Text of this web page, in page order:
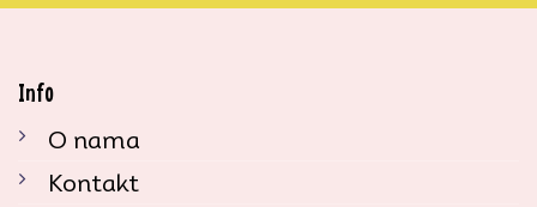
Info
O nama
Kontakt